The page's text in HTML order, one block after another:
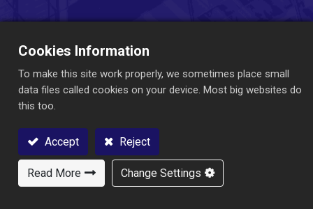
Hubungi Kami
Jelajahi produk kami untuk memenuhi berbagai kebutuhan
industri Anda.
Hubungi kami untuk informasi lebih lanjut !
Hubungi kami
Cookies Information
To make this site work properly, we sometimes place small
data files called cookies on your device. Most big websites do
this too.
Accept Reject
Read More Change Settings